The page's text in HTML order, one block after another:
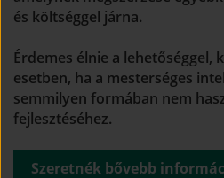
és költséggel járna.
Érdemes élnie a lehetőséggel,
esetben, ha a mesterséges
semmilyen formában nem
fejlesztéséhez.
Szeretnék bővebb